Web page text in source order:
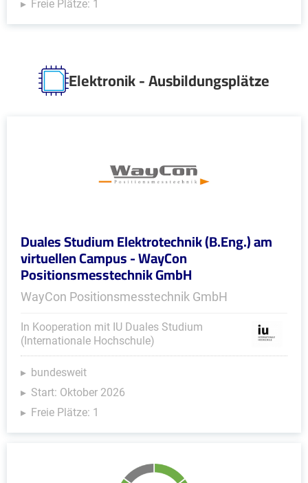
Freie Plätze: 1
Elektronik - Ausbildungsplätze
Duales Studium Elektrotechnik (B.Eng.) am
virtuellen Campus - WayCon
Positionsmesstechnik GmbH
WayCon Positionsmesstechnik GmbH
In Kooperation mit IU Duales Studium
(Internationale Hochschule)
bundesweit
Start: Oktober 2026
Freie Plätze: 1